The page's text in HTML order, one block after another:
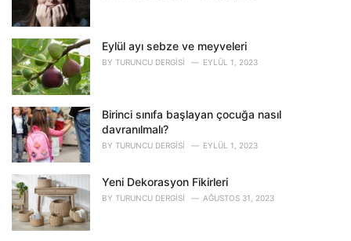
e
:
Eylül ayı sebze ve meyveleri
BY TURUNCU DERGISI EYLÜL 1, 2023
Birinci sınıfa başlayan çocuğa nasıl
davranılmalı?
BY TURUNCU DERGISI EYLÜL 1, 2023
Yeni Dekorasyon Fikirleri
BY TURUNCU DERGISI AĞUSTOS 31, 2023